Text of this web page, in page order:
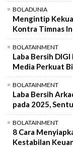
BOLADUNIA
Mengintip
Kontra Timnas
BOLATAINMENT
Laba Bersih
Media Perkuat
BOLATAINMENT
Laba Bersih
pada 2025,
BOLATAINMENT
8 Cara
Kestabilan